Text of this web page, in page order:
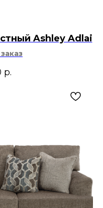
Ashley Adlai
р.